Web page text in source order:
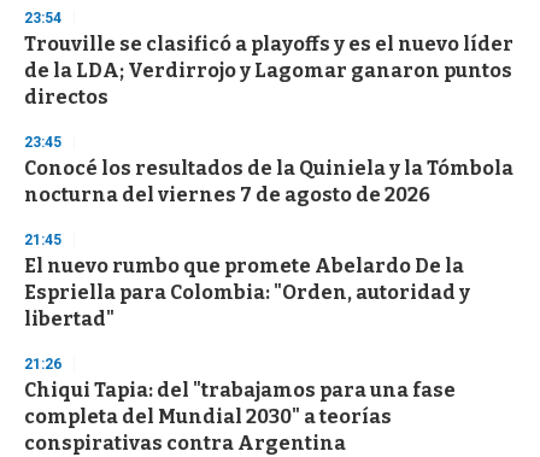
23:54
Trouville se clasificó a playoffs y es el nuevo líder
de la LDA; Verdirrojo y Lagomar ganaron puntos
directos
23:45
Conocé los resultados de la Quiniela y la Tómbola
nocturna del viernes 7 de agosto de 2026
21:45
El nuevo rumbo que promete Abelardo De la
Espriella para Colombia: "Orden, autoridad y
libertad"
21:26
Chiqui Tapia: del "trabajamos para una fase
completa del Mundial 2030" a teorías
conspirativas contra Argentina